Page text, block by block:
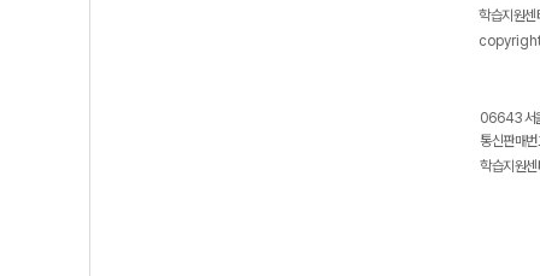
학습지원
06643 서
통신판매
학습지원